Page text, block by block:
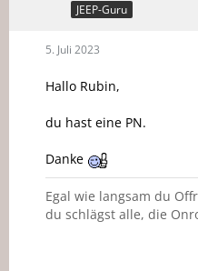
JEEP-Guru
5. Juli 2023
Hallo Rubin,
du hast eine PN.
Danke
Egal wie langsam du
du schlägst alle, die